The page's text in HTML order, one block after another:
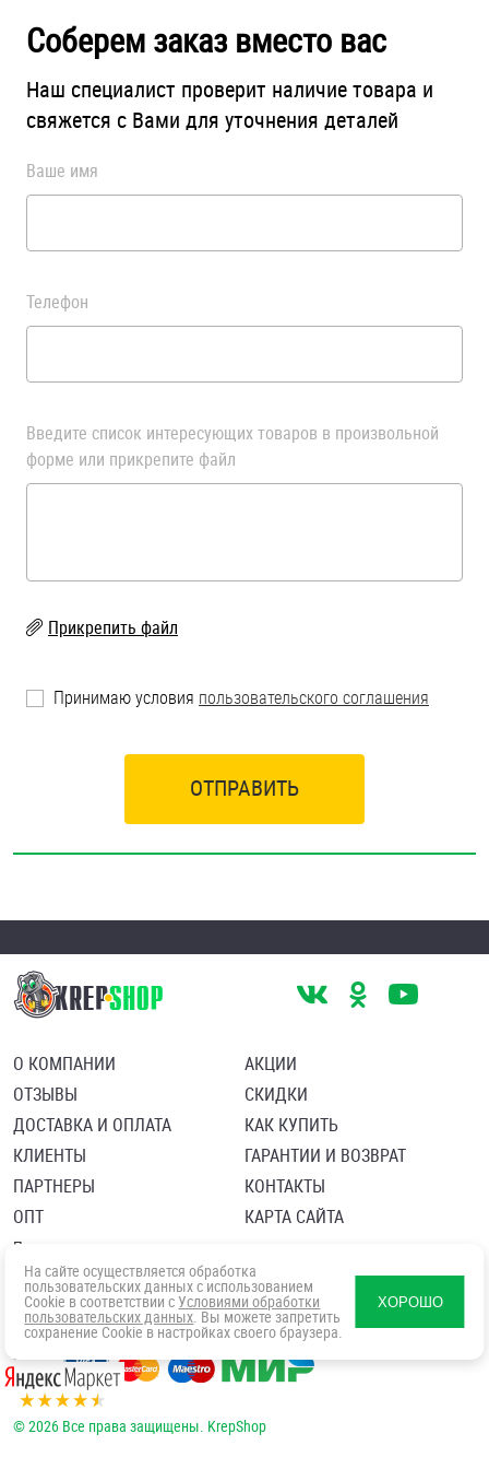
Оснастка и аксессуары для яхт
Пробки
Саморезы и шурупы
Стопорные кольца
Такелаж
Шпильки
Соберем заказ вместо вас
Наш специалист проверит наличие товара и
свяжется с Вами для уточнения деталей
Ваше имя
Телефон
Введите список интересующих товаров в произвольной
форме или прикрепите файл
Прикрепить файл
Принимаю условия пользовательского соглашения
ОТПРАВИТЬ
О КОМПАНИИ
ОТЗЫВЫ
ДОСТАВКА И ОПЛАТА
КЛИЕНТЫ
ПАРТНЕРЫ
ОПТ
АКЦИИ
СКИДКИ
КАК КУПИТЬ
ГАРАНТИИ И ВОЗВРАТ
КОНТАКТЫ
КАРТА САЙТА
Пользовательское соглашение
Политика в отношении обработки персональных данных
Согласие посетителя сайта на обработку персональных данны
© 2026 Все права защищены. KrepShop
На сайте осуществляется обработка
пользовательских данных с использованием
Cookie в соответствии с Условиями обработки
пользовательских данных. Вы можете запретить
сохранение Cookie в настройках своего браузера.
ХОРОШО